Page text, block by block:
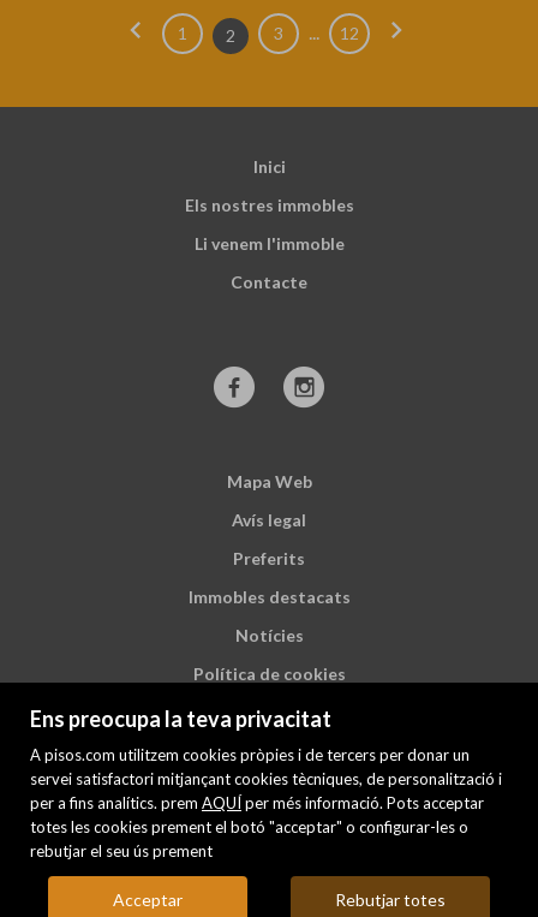
Ens preocupa la teva privacitat
A pisos.com utilitzem cookies pròpies i de tercers per donar un
servei satisfactori mitjançant cookies tècniques, de personalització i
per a fins analítics. prem AQUÍ per més informació. Pots acceptar
totes les cookies prement el botó "acceptar" o configurar-les o
rebutjar el seu ús prement
Acceptar Rebutjar totes
chevron_left 1 2 3 ... 12 chevron_right
Inici
Els nostres immobles
Li venem l'immoble
Contacte
Mapa Web
Avís legal
Preferits
Immobles destacats
Notícies
Política de cookies